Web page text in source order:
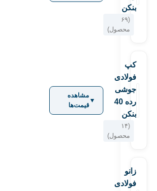
بنکن
(۶۹
محصول)
کپ
فولادی
جوشی
رده 40
بنکن
(۱۴
محصول)
▼
مشاهده
قیمت‌ها
زانو
فولادی